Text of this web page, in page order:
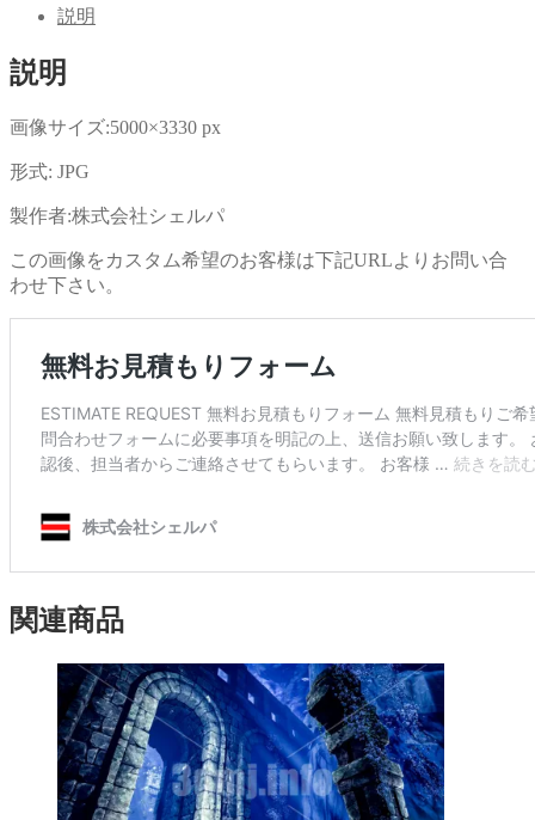
し
て
で
共
有
い
ウ
ン
ド
で
開
ま
す)
し
て
(新
し
ウ
ィ
ド
き
ま
す)
説明
説明
画像サイズ:5000×3330 px
形式: JPG
製作者:株式会社シェルパ
この画像をカスタム希望のお客様は下記URLよりお問い合
わせ下さい。
関連商品